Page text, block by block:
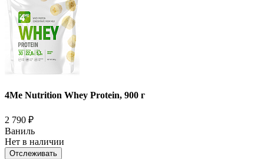
4Me Nutrition Whey Protein, 900 г
2 790 ₽
Ваниль
Нет в наличии
Отслеживать